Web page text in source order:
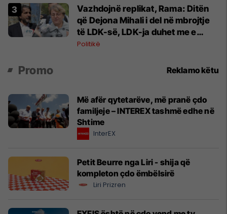
Vazhdojnë replikat, Rama: Ditën
që Dejona Mihali i del në mbrojtje
të LDK-së, LDK-ja duhet me e
këqyrë veten seriozisht në
Politikë
Promo Reklamo këtu
Më afër qytetarëve, më pranë çdo
familjeje – INTEREX tashmë edhe në
Shtime
InterEX
Petit Beurre nga Liri - shija që
kompleton çdo ëmbëlsirë
Liri Prizren